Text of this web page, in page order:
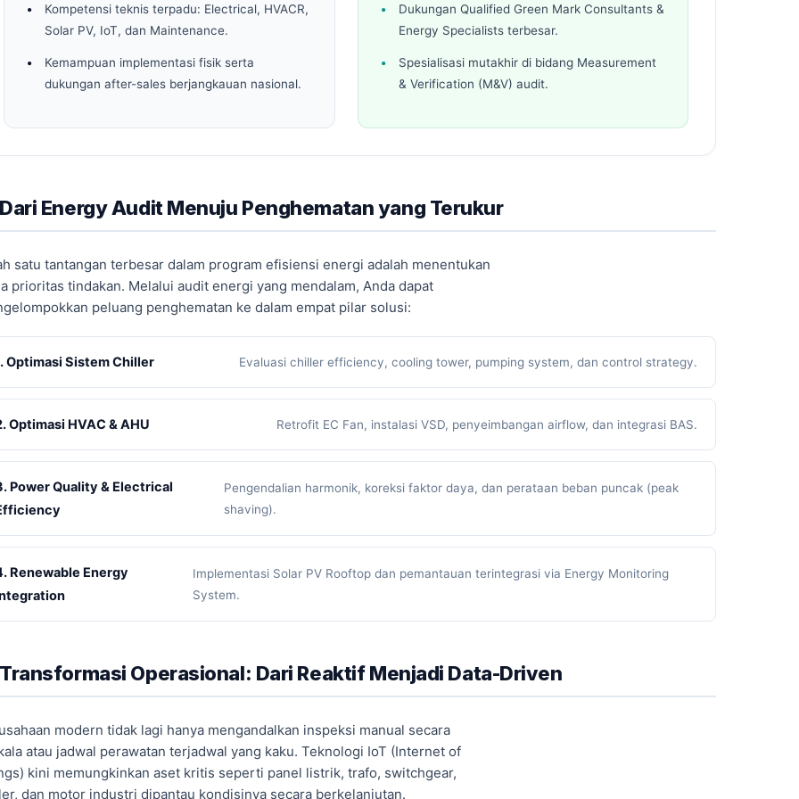
Kompetensi teknis terpadu: Electrical, HVACR,
Solar PV, IoT, dan Maintenance.
Kemampuan implementasi fisik serta
dukungan after-sales berjangkauan nasional.
Dukungan Qualified Green Mark Consultants &
Energy Specialists terbesar.
Spesialisasi mutakhir di bidang Measurement
& Verification (M&V) audit.
Energy Audit Menuju Penghematan yang Terukur
satu tantangan terbesar dalam program efisiensi energi adalah menentukan
prioritas tindakan. Melalui audit energi yang mendalam, Anda dapat
peluang penghematan ke dalam empat pilar solusi:
Optimasi Sistem Chiller Evaluasi chiller efficiency, cooling tower, pumping system, dan control strategy.
Optimasi HVAC & AHU Retrofit EC Fan, instalasi VSD, penyeimbangan airflow, dan integrasi BAS.
Power Quality & Electrical
Pengendalian harmonik, koreksi faktor daya, dan perataan beban puncak (peak
shaving).
Renewable Energy
Implementasi Solar PV Rooftop dan pemantauan terintegrasi via Energy Monitoring
System.
Operasional: Dari Reaktif Menjadi Data-Driven
modern tidak lagi hanya mengandalkan inspeksi manual secara
atau jadwal perawatan terjadwal yang kaku. Teknologi IoT (Internet of
kini memungkinkan aset kritis seperti panel listrik, trafo, switchgear,
dan motor industri dipantau kondisinya secara berkelanjutan.